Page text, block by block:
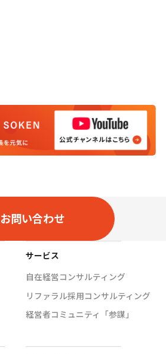
お問い合わせ
サービス
自在経営コンサルティング
リファラル採用コンサルティング
経営者コミュニティ「参謀」